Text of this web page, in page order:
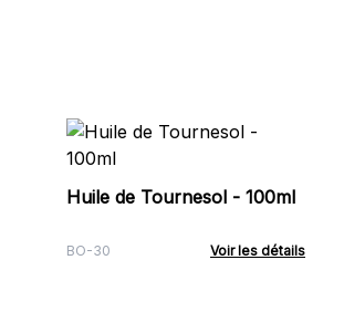
Huile de Tournesol - 100ml
BO-30 Voir les détails